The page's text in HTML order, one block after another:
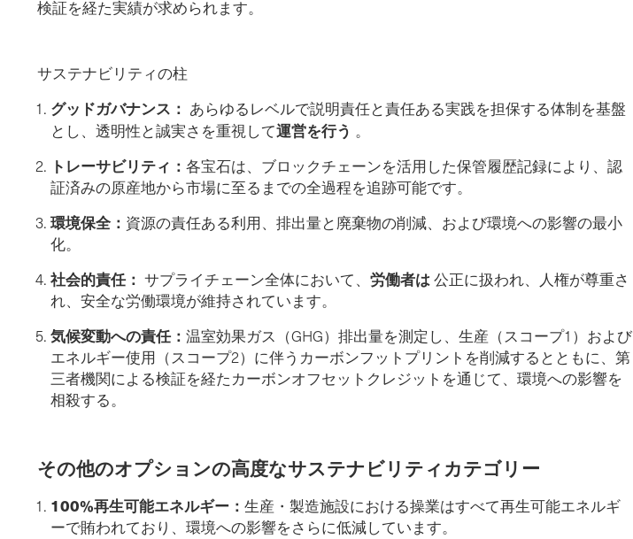
検証を経た実績が求められます。
サステナビリティの柱
グッドガバナンス： あらゆるレベルで説明責任と責任ある実践を担保する体制を基盤
とし、透明性と誠実さを重視して運営を行う 。
トレーサビリティ： 各宝石は、ブロックチェーンを活用した保管履歴記録により、認
証済みの原産地から市場に至るまでの全過程を追跡可能です。
環境保全： 資源の責任ある利用、排出量と廃棄物の削減、および環境への影響の最小
化。
社会的責任： サプライチェーン全体において、 労働者は公正に扱われ、人権が尊重さ
れ、安全な労働環境が維持されています。
気候変動への責任： 温室効果ガス（GHG）排出量を測定し、生産（スコープ1）および
エネルギー使用（スコープ2）に伴うカーボンフットプリントを削減するとともに、第
三者機関による検証を経たカーボンオフセットクレジットを通じて、環境への影響を
相殺する。
その他のオプションの高度なサステナビリティカテゴリー
100%再生可能エネルギー： 生産・製造施設における操業はすべて再生可能エネルギ
ーで賄われており、環境への影響をさらに低減しています。